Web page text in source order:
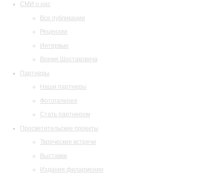
СМИ о нас
Все публикации
Рецензии
Интервью
Время Шостаковича
Партнеры
Наши партнеры
Фотогалерея
Стать партнером
Просветительские проекты
Творческие встречи
Выставки
Издания филармонии